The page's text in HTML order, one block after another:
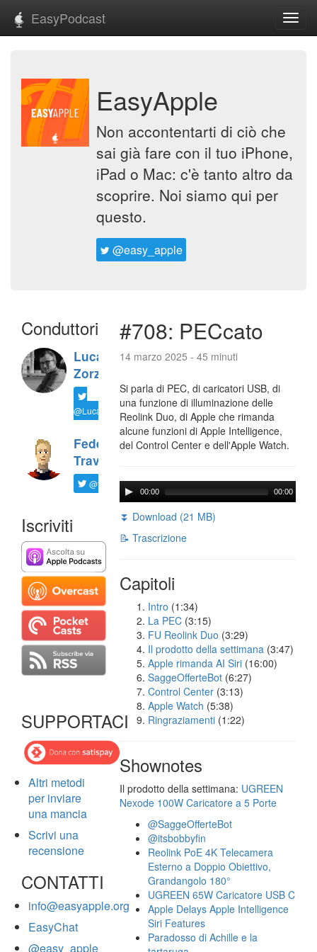
EasyPodcast
EasyApple
Non accontentarti di ciò che
sai già fare con il tuo iPhone,
iPad o Mac: c'è tanto altro da
scoprire. Noi siamo qui per
questo.
@easy_apple
Conduttori
Luca
Zorzi
@LucaTNT
Federico
Travaini
@ftrava
Iscriviti
SUPPORTACI
Altri metodi
per inviare
una mancia
Scrivi una
recensione
CONTATTI
info@easyapple.org
EasyChat
@easy_apple
#708: PECcato
14 marzo 2025 - 45 minuti
Si parla di PEC, di caricatori USB, di
una funzione di illuminazione delle
Reolink Duo, di Apple che rimanda
alcune funzioni di Apple Intelligence,
del Control Center e dell'Apple Watch.
00:00 00:00
⏬ Download (21 MB)
📝 Trascrizione
Capitoli
Intro (1:34)
La PEC (3:15)
FU Reolink Duo (3:29)
Il prodotto della settimana (3:47)
Apple rimanda AI Siri (16:00)
SaggeOfferteBot (6:27)
Control Center (3:13)
Apple Watch (5:38)
Ringraziamenti (1:22)
Shownotes
Il prodotto della settimana: UGREEN
Nexode 100W Caricatore a 5 Porte
@SaggeOfferteBot
@itsbobbyfin
Reolink PoE 4K Telecamera
Esterno a Doppio Obiettivo,
Grandangolo 180°
UGREEN 65W Caricatore USB C
Apple Delays Apple Intelligence
Siri Features
Paradosso di Achille e la